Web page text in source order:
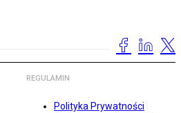
REGULAMIN
Polityka Prywatności